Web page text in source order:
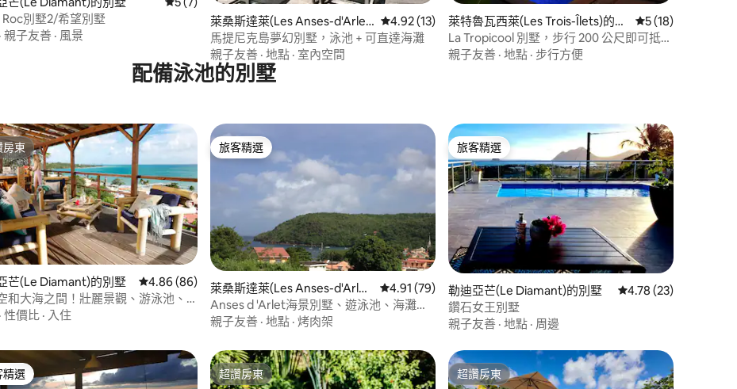
Roc別墅2/希望別墅
· 親子友善 · 風景
萊桑斯達萊(Les Anses-d'Arlet)
的別墅
從 13 則評價中獲得 4.92 的平均評分（滿分 5 分）
4.92 (13)
馬提尼克島夢幻別墅，泳池 + 可直達海灘
親子友善 · 地點 · 室內空間
萊特魯瓦西萊(Les Trois-Îlets)的別
墅
從 18 則評價中獲
5 (18)
La Tropicool 別墅，步行 200 公尺即可抵達
海灘
親子友善 · 地點 · 步行方便
配備泳池的別墅
4.87 的平均評分（滿分 5 分）
房東
房東
芒(Le Diamant)的別墅 從 86 則評價中獲得 4.86 的平均評分（滿分 5 分）
4.86 (86)
和大海之間！壯麗景觀、游泳池、
尺外的海灘
· 性價比 · 入住
旅客精選
旅客精選
萊桑斯達萊(Les Anses-d'Arle
t)的別墅
從 79 則評價中獲得 4.91 的平均評分（滿分 5 分）
4.91 (79)
Anses d 'Arlet海景別墅、遊泳池、海灘漫
步
親子友善 · 地點 · 烤肉架
旅客精選
旅客精選
勒迪亞芒(Le Diamant)的別墅 從 23 則評價中獲得
4.78 (23)
鑽石女王別墅
親子友善 · 地點 · 周邊
精選
精選 超讚房東
超讚房東 超讚房東
超讚房東